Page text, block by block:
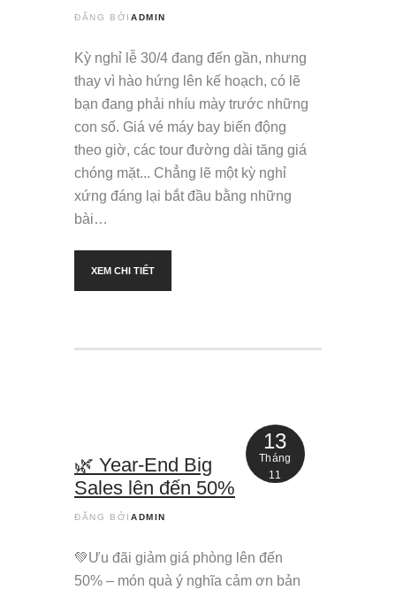
ĐĂNG BỞI ADMIN
Kỳ nghỉ lễ 30/4 đang đến gần, nhưng
thay vì hào hứng lên kế hoạch, có lẽ
bạn đang phải nhíu mày trước những
con số. Giá vé máy bay biến động
theo giờ, các tour đường dài tăng giá
chóng mặt... Chẳng lẽ một kỳ nghỉ
xứng đáng lại bắt đầu bằng những
bài…
XEM CHI TIẾT
13
Tháng
11
🌿 Year-End Big
Sales lên đến 50%
ĐĂNG BỞI ADMIN
💚Ưu đãi giảm giá phòng lên đến
50% – món quà ý nghĩa cảm ơn bản